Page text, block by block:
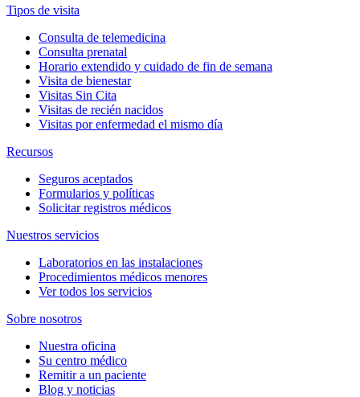
Tipos de visita
Consulta de telemedicina
Consulta prenatal
Horario extendido y cuidado de fin de semana
Visita de bienestar
Visitas Sin Cita
Visitas de recién nacidos
Visitas por enfermedad el mismo día
Recursos
Seguros aceptados
Formularios y políticas
Solicitar registros médicos
Nuestros servicios
Laboratorios en las instalaciones
Procedimientos médicos menores
Ver todos los servicios
Sobre nosotros
Nuestra oficina
Su centro médico
Remitir a un paciente
Blog y noticias